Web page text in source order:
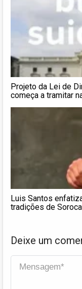
Projeto da Lei de
começa a tramitar
Luis Santos
tradições de
Deixe um